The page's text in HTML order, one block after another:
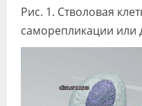
Рис. 1. Стволовая
саморепликации или